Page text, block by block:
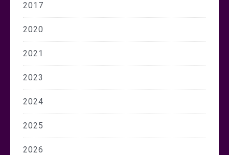
2017
2020
2021
2023
2024
2025
2026